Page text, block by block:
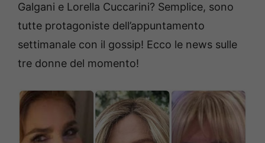
Galgani e Lorella Cuccarini? Semplice, sono
tutte protagoniste dell’appuntamento
settimanale con il gossip! Ecco le news sulle
tre donne del momento!